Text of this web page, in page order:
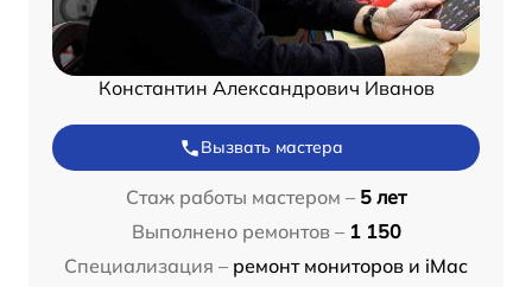
Константин Александрович Иванов
Вызвать мастера
Стаж работы мастером – 5 лет
Выполнено ремонтов – 1 150
Специализация – ремонт мониторов и iMac